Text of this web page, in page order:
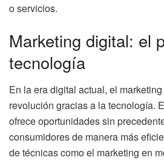
o servicios.
Marketing digital: el
tecnología
En la era digital actual, el
revolución gracias a la tecnología.
ofrece oportunidades sin
consumidores de manera más
de técnicas como el marketing en